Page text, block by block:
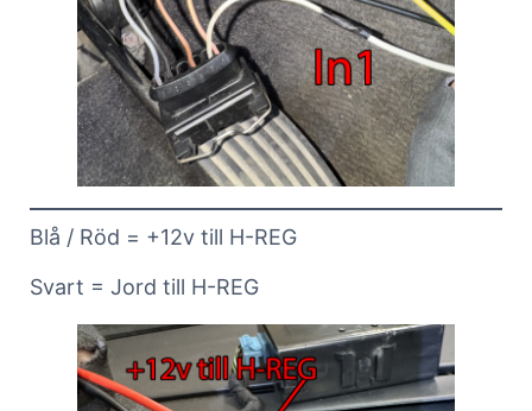
Blå / Röd = +12v till H-REG
Svart = Jord till H-REG